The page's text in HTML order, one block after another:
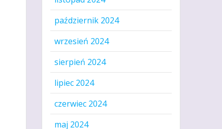
październik 2024
wrzesień 2024
sierpień 2024
lipiec 2024
czerwiec 2024
maj 2024